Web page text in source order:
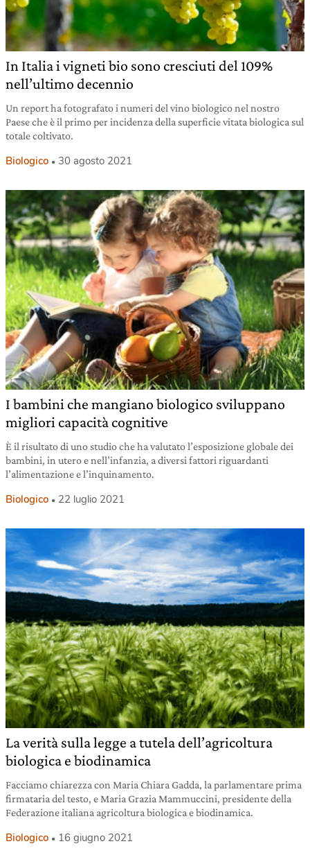
In Italia i vigneti bio sono cresciuti del 109%
nell’ultimo decennio
Un report ha fotografato i numeri del vino biologico nel nostro
Paese che è il primo per incidenza della superficie vitata biologica sul
totale coltivato.
Biologico 30 agosto 2021
I bambini che mangiano biologico sviluppano
migliori capacità cognitive
È il risultato di uno studio che ha valutato l’esposizione globale dei
bambini, in utero e nell’infanzia, a diversi fattori riguardanti
l’alimentazione e l’inquinamento.
Biologico 22 luglio 2021
La verità sulla legge a tutela dell’agricoltura
biologica e biodinamica
Facciamo chiarezza con Maria Chiara Gadda, la parlamentare prima
firmataria del testo, e Maria Grazia Mammuccini, presidente della
Federazione italiana agricoltura biologica e biodinamica.
Biologico 16 giugno 2021